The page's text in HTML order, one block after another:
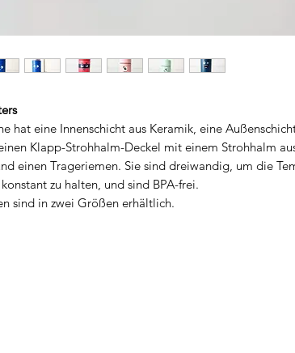
hat eine Innenschicht aus Keramik, eine
Klapp-Strohhalm-Deckel mit einem Strohhalm
einen Trageriemen. Sie sind dreiwandig, um die
zu halten, und sind BPA-frei.
sind in zwei Größen erhältlich.